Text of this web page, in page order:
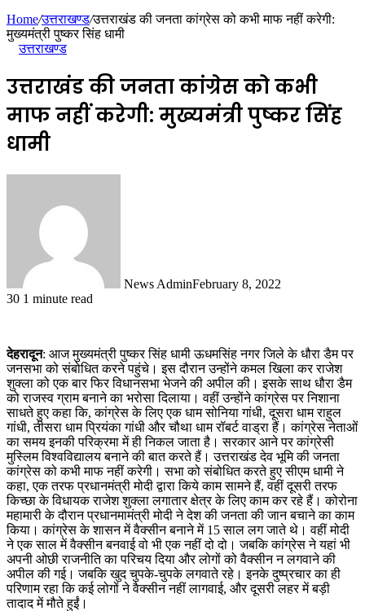
for
Home/उत्तराखण्ड/उत्तराखंड की जनता कांग्रेस को कभी माफ नहीं करेगी:
मुख्यमंत्री पुष्कर सिंह धामी
उत्तराखण्ड
उत्तराखंड की जनता कांग्रेस को कभी
माफ नहीं करेगी: मुख्यमंत्री पुष्कर सिंह
धामी
News AdminFebruary 8, 2022
30 1 minute read
देहरादून: आज मुख्यमंत्री पुष्कर सिंह धामी ऊधमसिंह नगर जिले के धौरा डैम पर
जनसभा को संबोधित करने पहुंचे। इस दौरान उन्होंने कमल खिला कर राजेश
शुक्ला को एक बार फिर विधानसभा भेजने की अपील की। इसके साथ धौरा डैम
को राजस्व ग्राम बनाने का भरोसा दिलाया। वहीं उन्होंने कांग्रेस पर निशाना
साधते हुए कहा कि, कांग्रेस के लिए एक धाम सोनिया गांधी, दूसरा धाम राहुल
गांधी, तीसरा धाम प्रियंका गांधी और चौथा धाम रॉबर्ट वाड्रा हैं। कांग्रेस नेताओं
का समय इनकी परिक्रमा में ही निकल जाता है। सरकार आने पर कांग्रेसी
मुस्लिम विश्वविद्यालय बनाने की बात करते हैं। उत्तराखंड देव भूमि की जनता
कांग्रेस को कभी माफ नहीं करेगी। सभा को संबोधित करते हुए सीएम धामी ने
कहा, एक तरफ प्रधानमंत्री मोदी द्वारा किये काम सामने हैं, वहीं दूसरी तरफ
किच्छा के विधायक राजेश शुक्ला लगातार क्षेत्र के लिए काम कर रहे हैं। कोरोना
महामारी के दौरान प्रधानमामंत्री मोदी ने देश की जनता की जान बचाने का काम
किया। कांग्रेस के शासन में वैक्सीन बनाने में 15 साल लग जाते थे। वहीं मोदी
ने एक साल में वैक्सीन बनवाई वो भी एक नहीं दो दो। जबकि कांग्रेस ने यहां भी
अपनी ओछी राजनीति का परिचय दिया और लोगों को वैक्सीन न लगवाने की
अपील की गई। जबकि खुद चुपके-चुपके लगवाते रहे। इनके दुष्प्रचार का ही
परिणाम रहा कि कई लोगों ने वैक्सीन नहीं लागवाई, और दूसरी लहर में बड़ी
तादाद में मौते हुईं।